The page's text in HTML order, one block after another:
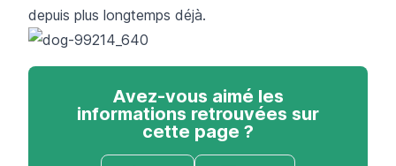
depuis plus longtemps déjà.
Avez-vous aimé les
informations retrouvées sur
cette page ?